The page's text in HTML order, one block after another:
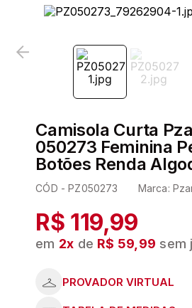
Camisola Curta
050273 Feminina
Botões Renda
CÓD -PZ050273 Marca:
R$ 119,99
em 2x de R$ 59,99 sem
3º
5º
8º
9º
10 º